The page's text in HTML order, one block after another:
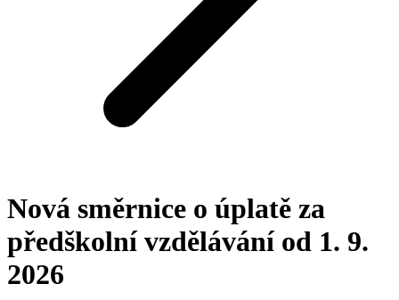
Nová směrnice o úplatě za
předškolní vzdělávání od 1. 9.
2026